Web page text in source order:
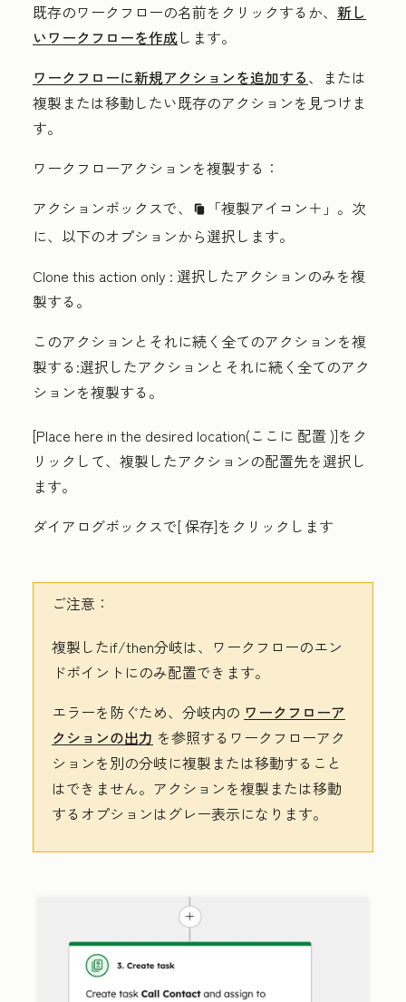
既存のワークフローの名前をクリックするか、 新し
いワークフローを作成します。
ワークフローに新規アクションを追加する、または
複製または移動したい既存のアクションを見つけま
す。
ワークフローアクションを複製する：
アクションボックスで、
duplicate 「複製アイコン＋」 。次
に、以下のオプションから選択します。
Clone this action only : 選択したアクションのみを複
製する。
このアクションとそれに続く全てのアクションを複
製する:選択したアクションとそれに続く全てのアク
ションを複製する。
[Place here in the desired location(ここに 配置 )]をク
リックして、複製したアクションの配置先を選択し
ます。
ダイアログボックスで[保存]をクリックします
ご注意：
複製したif/then分岐は、ワークフローのエン
ドポイントにのみ配置できます。
エラーを防ぐため、分岐内の ワークフローア
クションの出力 を参照するワークフローアク
ションを別の分岐に複製または移動すること
はできません。アクションを複製または移動
するオプションはグレー表示になります。